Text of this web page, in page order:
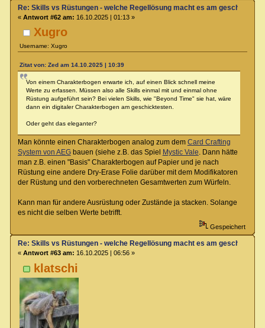
Xugro
Username: Xugro
Re: Skills vs Rüstungen - welche Regellösung macht es am
« Antwort #62 am: 16.10.2025 | 01:13 »
Zitat von: Zed am 14.10.2025 | 10:39
Von einem Charakterbogen erwarte ich, auf einen Blick schnell meine
Werte zu erfassen. Müssen also alle Skills einmal mit und einmal ohne
Rüstung aufgeführt sein? Bei vielen Skills, wie "Beyond Time" sie hat, wäre
dann ein digitaler Charakterbogen am geschicktesten.
Oder geht das eleganter?
Man könnte einen Charakterbogen analog zum dem Card Crafting
System von AEGbauen (siehe z.B. das Spiel Mystic Vale. Dann hätte
man z.B. einen "Basis" Charakterbogen auf Papier und je nach
Rüstung eine andere Dry-Erase Folie darüber mit dem Modifikatoren
der Rüstung und den vorberechneten Gesamtwerten zum Würfeln.
Kann man für andere Ausrüstung oder Zustände ja stacken. Solange
es nicht die selben Werte betrifft.
Gespeichert
klatschi
Re: Skills vs Rüstungen - welche Regellösung macht es am
« Antwort #63 am: 16.10.2025 | 06:56 »